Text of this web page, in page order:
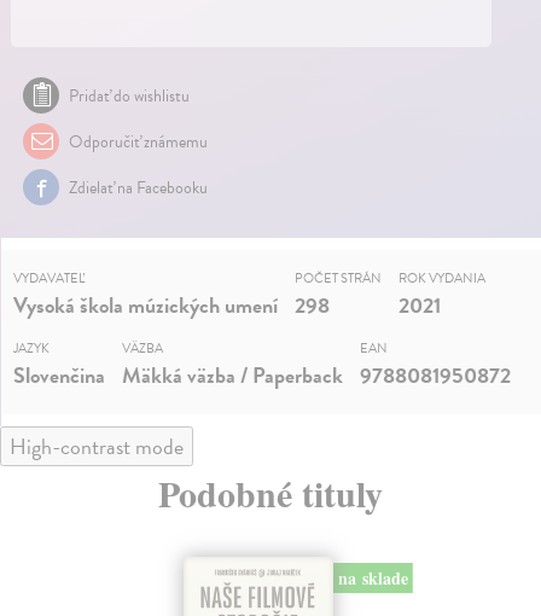
Pridať do wishlistu
Odporučiť známemu
Zdielať na Facebooku
VYDAVATEĽ
Vysoká škola múzických umení
POČET STRÁN
298
ROK VYDANIA
2021
JAZYK
Slovenčina
VÄZBA
Mäkká väzba / Paperback
EAN
9788081950872
High-contrast mode
Podobné tituly
na sklade